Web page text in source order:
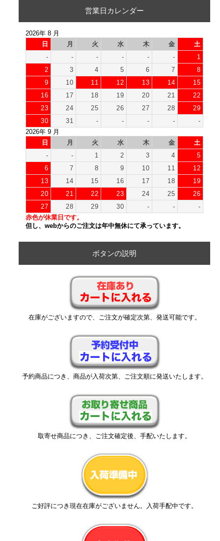
営業日カレンダー
2026年 8 月
日
月 火 水 木 金
土
-
- - - - -
1
2
3 4 5 6 7
8
9
10 11 12 13 14
15
16
17 18 19 20 21
22
23
24 25 26 27 28
29
30
31 - - - -
-
2026年 9 月
日
月 火 水 木 金
土
-
- 1 2 3 4
5
6
7 8 9 10 11
12
13
14 15 16 17 18
19
20
21 22 23 24 25
26
27
28 29 30 - -
-
赤色が休業日です。
但し、webからのご注文は年中無休にて承っています。
ボタンの説明
在庫がございますので、ご注文が確定次第、発送可能です。
予約商品につき、商品が入荷次第、ご注文順に発送いたします。
取寄せ商品につき、ご注文確定後、手配いたします。
ご好評につき現在在庫がございません。入荷手配中です。